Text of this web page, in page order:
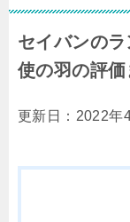
セイバンの
使の羽の評価
更新日：2022年